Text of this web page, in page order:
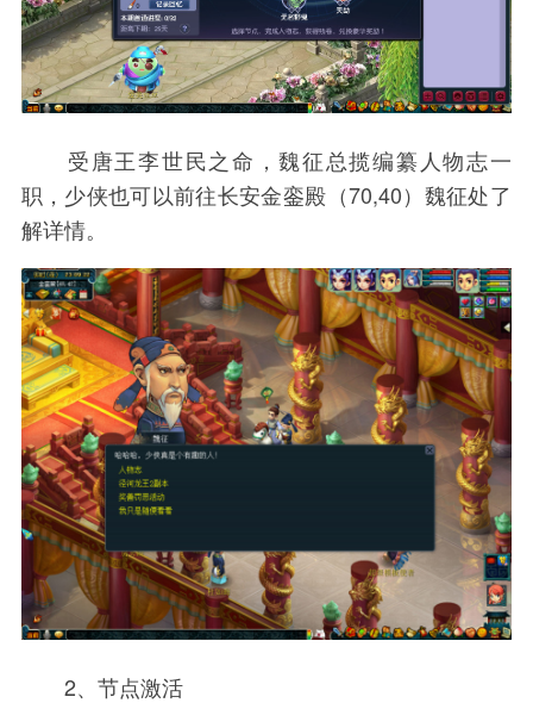
受唐王李世民之命，魏征总揽编纂人物志一
职，少侠也可以前往长安金銮殿（70,40）魏征处了
解详情。
2、节点激活